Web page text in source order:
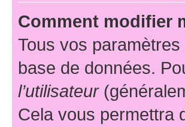
Comment modifier
Tous vos
base de données.
l’utilisateur
Cela vous permettra